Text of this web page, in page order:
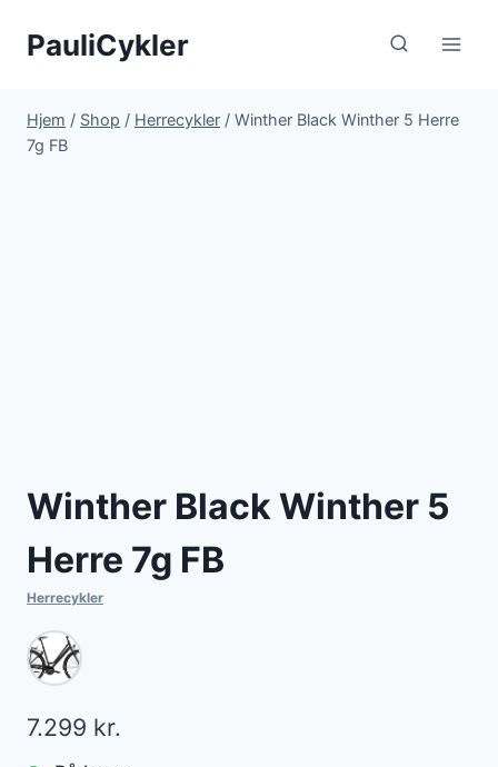
PauliCykler
Hjem / Shop / Herrecykler / Winther Black Winther 5 Herre
7g FB
Winther Black Winther 5
Herre 7g FB
Herrecykler
7.299 kr.